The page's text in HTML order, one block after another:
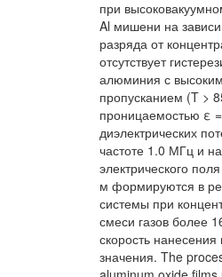
при
Al мишени на
разряда от
отсутствует
алюминия с
пропусканием (T >
проницаемостью ε
диэлектрических
частоте 1.0 МГц и
электрического
м формируются в
системы при
смеси газов более
скорость
значения. The